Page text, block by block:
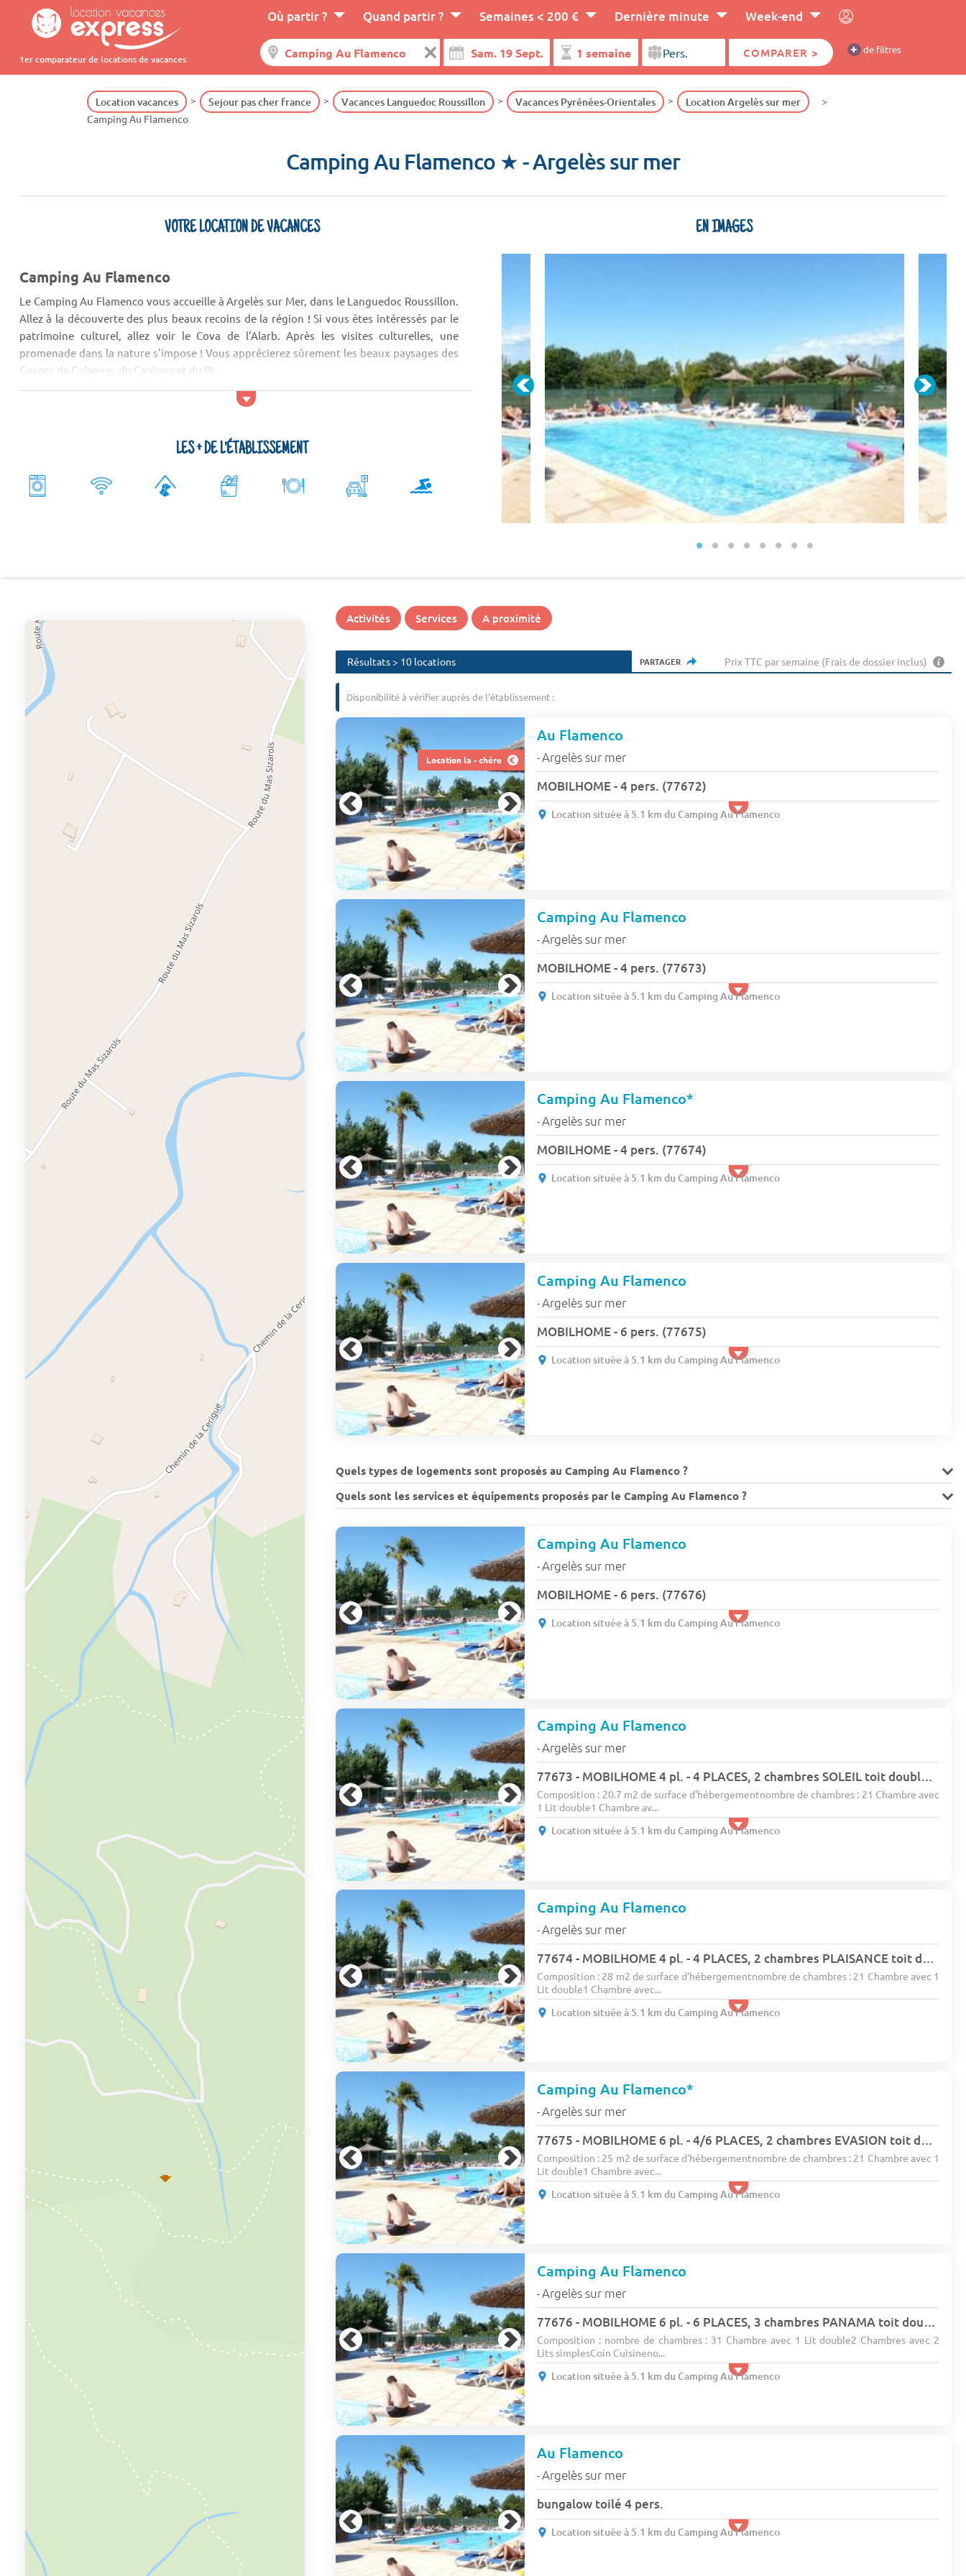
1er comparateur de locations de vacances
Où partir ? Quand partir ? Semaines < 200 € Dernière minute Week-end
COMPARER > + de filtres
Location vacances Sejour pas cher france Vacances Languedoc Roussillon Vacances Pyrénées-Orientales Location Argelès sur mer
Camping Au Flamenco
Camping Au Flamenco ★- Argelès sur mer
VOTRE LOCATION DE VACANCES
Camping Au Flamenco
Le Camping Au Flamenco vous accueille à Argelès sur Mer, dans le Languedoc Roussillon.
Allez à la découverte des plus beaux recoins de la région ! Si vous êtes intéressés par le
patrimoine culturel, allez voir le Cova de l'Alarb. Après les visites culturelles, une
promenade dans la nature s'impose ! Vous apprécierez sûrement les beaux paysages des
Gorges de Galamus, du Canigou et du Pi...
LES + DE L'ÉTABLISSEMENT
EN IMAGES
Activités Services A proximité
Résultats > 10 locations PARTAGER Prix TTC par semaine (Frais de dossier inclus)
Disponibilité à vérifier auprès de l'établissement :
Location la - chère
Au Flamenco
-Argelès sur mer
MOBILHOME - 4 pers. (77672)
Location située à 5.1 km du Camping Au Flamenco
Camping Au Flamenco
-Argelès sur mer
MOBILHOME - 4 pers. (77673)
Location située à 5.1 km du Camping Au Flamenco
Camping Au Flamenco*
-Argelès sur mer
MOBILHOME - 4 pers. (77674)
Location située à 5.1 km du Camping Au Flamenco
Camping Au Flamenco
-Argelès sur mer
MOBILHOME - 6 pers. (77675)
Location située à 5.1 km du Camping Au Flamenco
Quels types de logements sont proposés au Camping Au Flamenco ?
Quels sont les services et équipements proposés par le Camping Au Flamenco ?
Camping Au Flamenco
-Argelès sur mer
MOBILHOME - 6 pers. (77676)
Location située à 5.1 km du Camping Au Flamenco
Camping Au Flamenco
-Argelès sur mer
77673 - MOBILHOME 4 pl. - 4 PLACES, 2 chambres SOLEIL toit double pents (entre 11 et 15 ans)
Composition : 20.7 m2 de surface d'hébergementnombre de chambres : 21 Chambre avec
1 Lit double1 Chambre av...
Location située à 5.1 km du Camping Au Flamenco
Camping Au Flamenco
-Argelès sur mer
77674 - MOBILHOME 4 pl. - 4 PLACES, 2 chambres PLAISANCE toit double pents (entre 6 et 10 ans)
Composition : 28 m2 de surface d'hébergementnombre de chambres : 21 Chambre avec 1
Lit double1 Chambre avec...
Location située à 5.1 km du Camping Au Flamenco
Camping Au Flamenco*
-Argelès sur mer
77675 - MOBILHOME 6 pl. - 4/6 PLACES, 2 chambres EVASION toit double pents (entre 0 et 5 ans)
Composition : 25 m2 de surface d'hébergementnombre de chambres : 21 Chambre avec 1
Lit double1 Chambre avec...
Location située à 5.1 km du Camping Au Flamenco
Camping Au Flamenco
-Argelès sur mer
77676 - MOBILHOME 6 pl. - 6 PLACES, 3 chambres PANAMA toit double pents (entre 6 et 10 ans)
Composition : nombre de chambres : 31 Chambre avec 1 Lit double2 Chambres avec 2
Lits simplesCoin Cuisineno...
Location située à 5.1 km du Camping Au Flamenco
Au Flamenco
-Argelès sur mer
bungalow toilé 4 pers.
Location située à 5.1 km du Camping Au Flamenco